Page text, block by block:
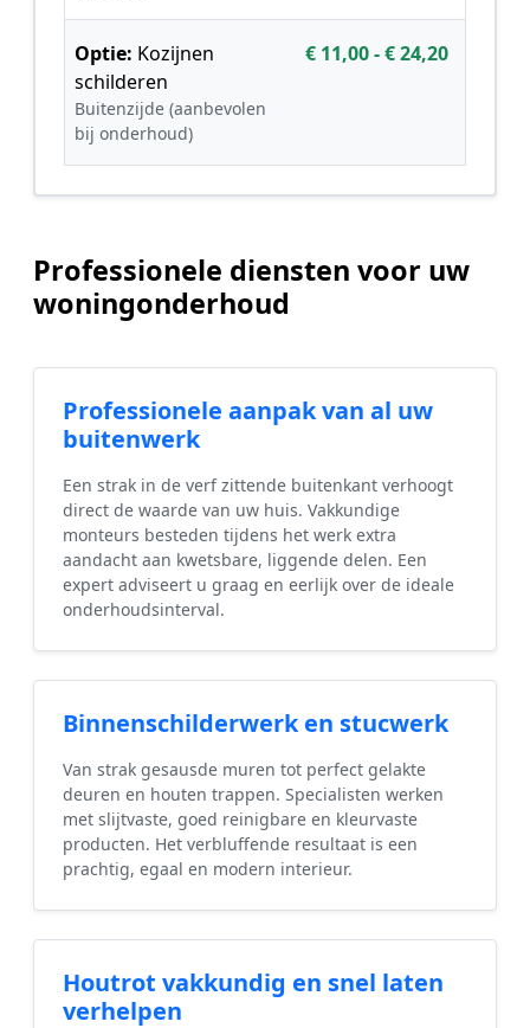
Optie: Kozijnen
schilderen
Buitenzijde (aanbevolen
bij onderhoud)
€ 11,00 - € 24,20
Professionele diensten voor uw
woningonderhoud
Professionele aanpak van al uw
buitenwerk
Een strak in de verf zittende buitenkant verhoogt
direct de waarde van uw huis. Vakkundige
monteurs besteden tijdens het werk extra
aandacht aan kwetsbare, liggende delen. Een
expert adviseert u graag en eerlijk over de ideale
onderhoudsinterval.
Binnenschilderwerk en stucwerk
Van strak gesausde muren tot perfect gelakte
deuren en houten trappen. Specialisten werken
met slijtvaste, goed reinigbare en kleurvaste
producten. Het verbluffende resultaat is een
prachtig, egaal en modern interieur.
Houtrot vakkundig en snel laten
verhelpen